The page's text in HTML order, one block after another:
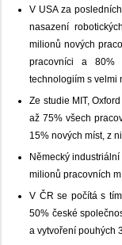
V USA za
nasazení
milionů nových
pracovníci a 80%
technologiím s velmi
Ze studie MIT,
až 75% všech
15% nových míst, z
Německý
milionů pracovních
V ČR se počítá s
50% české
a vytvoření pouhých